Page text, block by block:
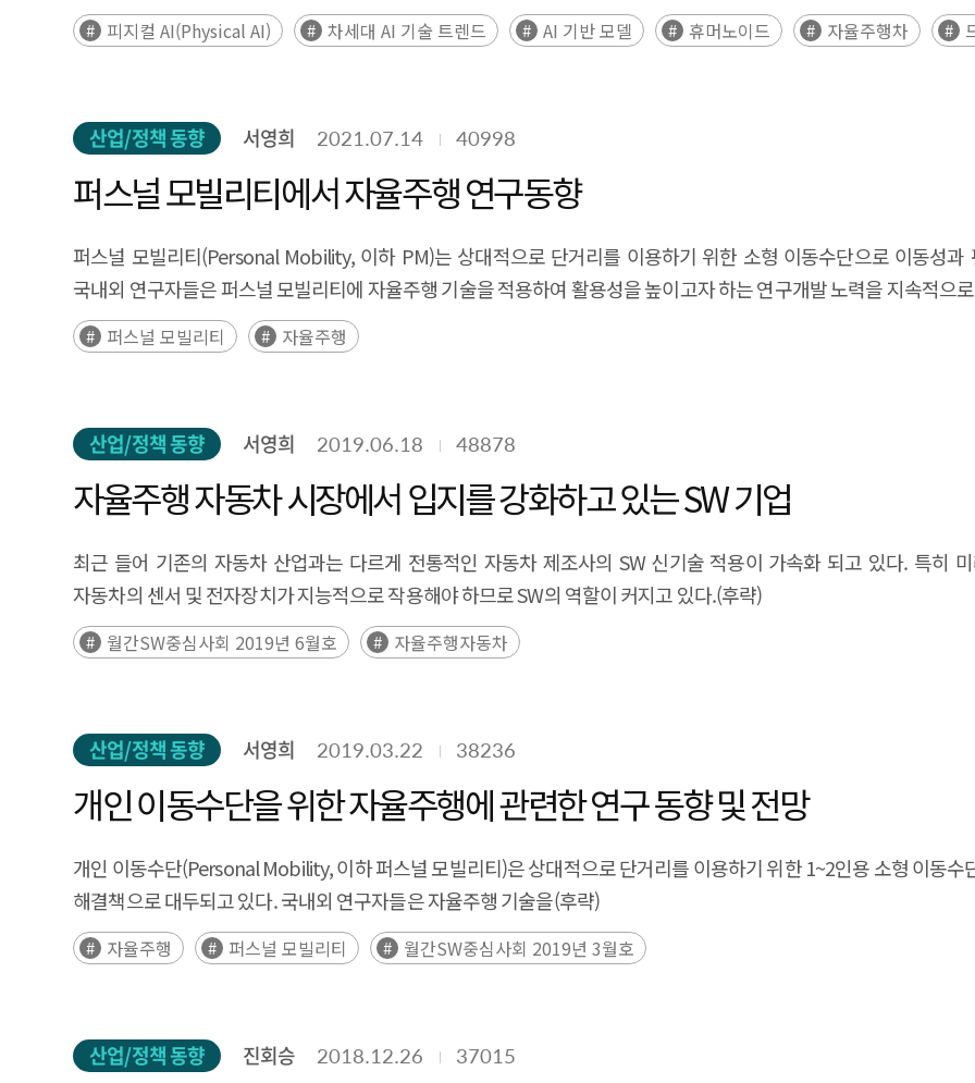
통해 인간처럼 현실 세계를 인식하고, 자율적으로 판단·행동함으로써 환경과 유기적으로 상호작용할 수 있는
휴머노이드형 △ 자율주행차형 △ 드론형 △ AGV & AMR형으로 분류되어 다양한 산업 환경에 특화된 형태로 활용되
정책을 선제적으로 마련해 경쟁력 확보에 나서고 있으며, 이에 발맞춰 우리나라도 피지컬 AI 경쟁력 강화를 위한 연구
차원에서 국가 전략을 수립해야 할 시점이다. Executive Summary This study focuses on the recent emergence
industrial contexts. It examines the definition, characteristics, typologies, representative use cases, and
relevant policy implications. The analysis defines Physical AI as an integrated system that combines
(cognitive control), computer vision and sensors (perception), edge computing and network
(mobility), enabling machines to perceive, reason, and act autonomously in the physical world. Based on
forms, Physical AI can be categorized into humanoid-type, autonomous vehicle-type, drone-type, and
costs, technical limitations in real-world deployment, structural impacts on the labor market, and a lack of
formulating policies to secure technological leadership. In this context, Korea must also develop a national
피지컬 AI(Physical AI) 차세대 AI 기술 트렌드 AI 기반 모델 휴머노이드 자율주행차
산업/정책 동향 서영희 2021.07.14 40998
퍼스널 모빌리티에서 자율주행 연구동향
퍼스널 모빌리티(Personal Mobility, 이하 PM)는 상대적으로 단거리를 이용하기 위한 소형 이동수단으로 이동성
국내외 연구자들은 퍼스널 모빌리티에 자율주행 기술을 적용하여 활용성을 높이고자 하는 연구개발 노력을 지속적으
및 환경 문제를 해결할 수 있는 대안 중
하나가 될 수 있다. 이에 전동스쿠터와 전기자전거, 휠체어를 중심으로 퍼스널 모빌리티에 자율주행 기술을 적용하
퍼스널 모빌리티 자율주행
산업/정책 동향 서영희 2019.06.18 48878
자율주행 자동차 시장에서 입지를 강화하고 있는 SW 기업
최근 들어 기존의 자동차 산업과는 다르게 전통적인 자동차 제조사의 SW 신기술 적용이 가속화 되고 있다. 특히
자동차의 센서 및 전자장치가 지능적으로 작용해야 하므로 SW의 역할이 커지고 있다.(후략)
월간SW중심사회 2019년 6월호 자율주행자동차
산업/정책 동향 서영희 2019.03.22 38236
개인 이동수단을 위한 자율주행에 관련한 연구 동향 및 전망
개인 이동수단(Personal Mobility, 이하 퍼스널 모빌리티)은 상대적으로 단거리를 이용하기 위한 1~2인용 소형 이동
해결책으로 대두되고 있다. 국내외 연구자들은 자율주행 기술을(후략)
자율주행 퍼스널 모빌리티 월간SW중심사회 2019년 3월호
산업/정책 동향 진회승 2018.12.26 37015